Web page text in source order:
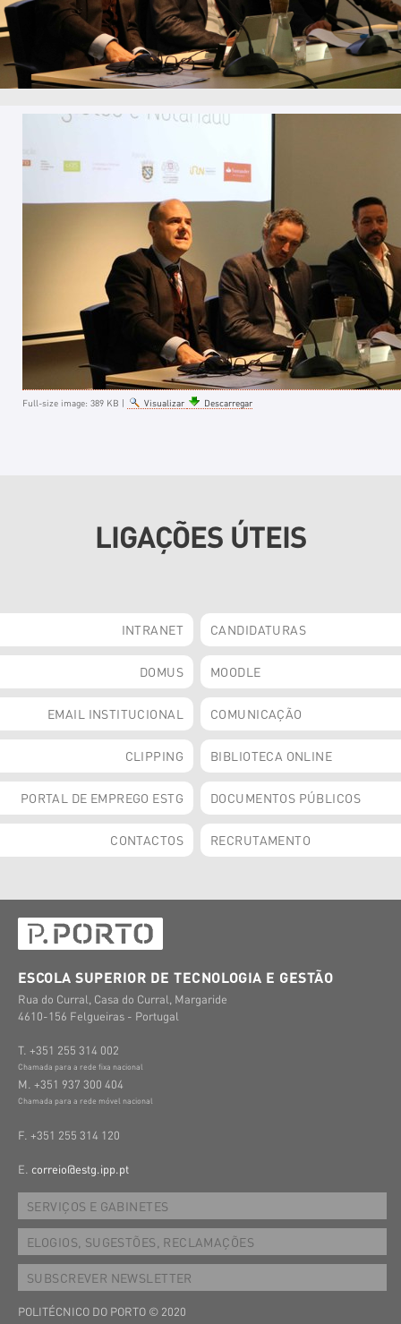
Full-size image: 389 KB | Visualizar Descarregar
LIGAÇÕES ÚTEIS
INTRANET CANDIDATURAS
DOMUS MOODLE
EMAIL INSTITUCIONAL COMUNICAÇÃO
CLIPPING BIBLIOTECA ONLINE
PORTAL DE EMPREGO ESTG DOCUMENTOS PÚBLICOS
CONTACTOS RECRUTAMENTO
ESCOLA SUPERIOR DE TECNOLOGIA E GESTÃO
Rua do Curral, Casa do Curral, Margaride
4610-156 Felgueiras - Portugal
T. +351 255 314 002
Chamada para a rede fixa nacional
M. +351 937 300 404
Chamada para a rede móvel nacional
F. +351 255 314 120
E. correio@estg.ipp.pt
SERVIÇOS E GABINETES
ELOGIOS, SUGESTÕES, RECLAMAÇÕES
SUBSCREVER NEWSLETTER
POLITÉCNICO DO PORTO © 2020